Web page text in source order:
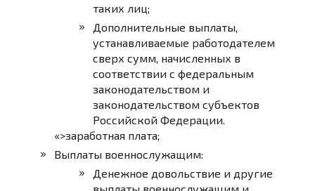
таких лиц;
Дополнительные выплаты,
устанавливаемые работодателем
сверх сумм, начисленных в
соответствии с федеральным
законодательством и
законодательством субъектов
Российской Федерации.
«>заработная плата;
Выплаты военнослужащим:
Денежное довольствие и другие